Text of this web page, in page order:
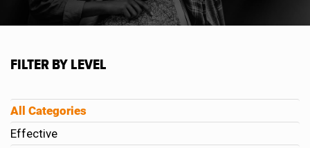
FILTER BY LEVEL
All Categories
Effective